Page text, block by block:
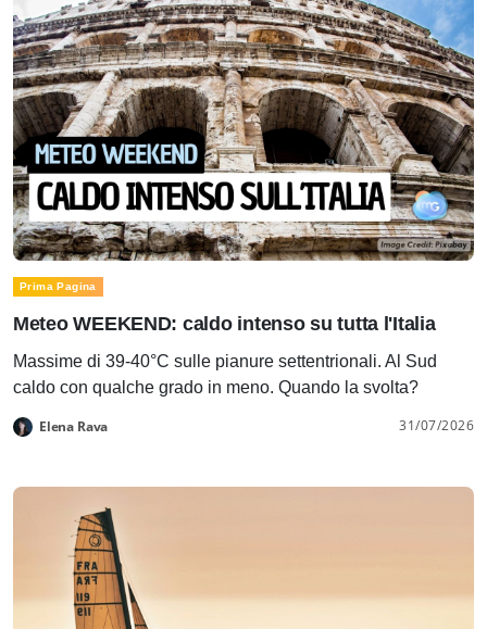
Prima Pagina
Meteo WEEKEND: caldo intenso su tutta l'Italia
Massime di 39-40°C sulle pianure settentrionali. Al Sud
caldo con qualche grado in meno. Quando la svolta?
Elena Rava 31/07/2026